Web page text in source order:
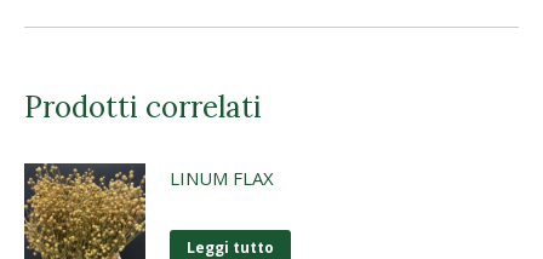
Prodotti correlati
LINUM FLAX
Leggi tutto